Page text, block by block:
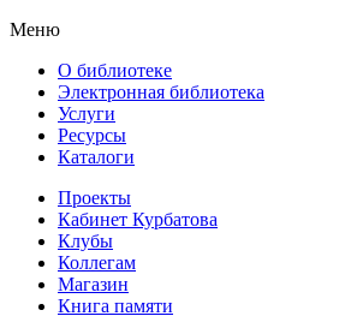
Меню
О библиотеке
Электронная библиотека
Услуги
Ресурсы
Каталоги
Проекты
Кабинет Курбатова
Клубы
Коллегам
Магазин
Книга памяти